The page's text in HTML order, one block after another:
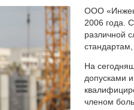
ООО
2006 года.
различной
На
допусками
членом